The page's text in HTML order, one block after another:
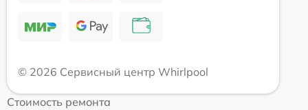
© 2026 Сервисный центр Whirlpool
Стоимость ремонта